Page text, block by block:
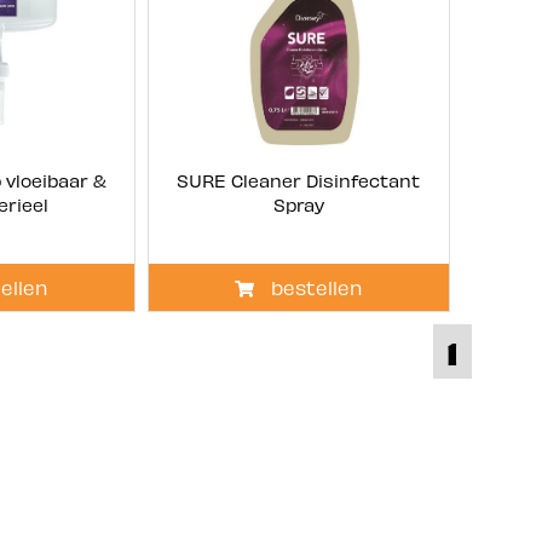
vloeibaar &
SURE Cleaner Disinfectant
Spray
bestellen
1